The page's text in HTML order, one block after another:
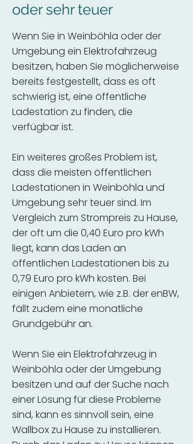
oder sehr teuer
Wenn Sie in Weinböhla oder der
Umgebung ein Elektrofahrzeug
besitzen, haben Sie möglicherweise
bereits festgestellt, dass es oft
schwierig ist, eine öffentliche
Ladestation zu finden, die
verfügbar ist.
Ein weiteres großes Problem ist,
dass die meisten öffentlichen
Ladestationen in Weinböhla und
Umgebung sehr teuer sind. Im
Vergleich zum Strompreis zu Hause,
der oft um die 0,40 Euro pro kWh
liegt, kann das Laden an
öffentlichen Ladestationen bis zu
0,79 Euro pro kWh kosten. Bei
einigen Anbietern, wie z.B. der enBW,
fällt zudem eine monatliche
Grundgebühr an.
Wenn Sie ein Elektrofahrzeug in
Weinböhla oder der Umgebung
besitzen und auf der Suche nach
einer Lösung für diese Probleme
sind, kann es sinnvoll sein, eine
Wallbox zu Hause zu installieren.